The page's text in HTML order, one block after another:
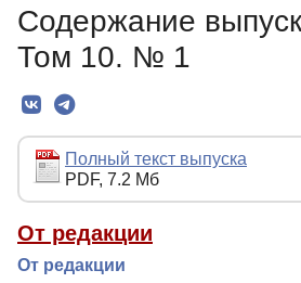
О Журнале
Редколлегия
Редакционная политика
Индексирование
Для авторов
Рубрики
Содержание
Том 10. № 1
Полный текст выпуска
PDF, 7.2 Мб
От редакции
От редакции